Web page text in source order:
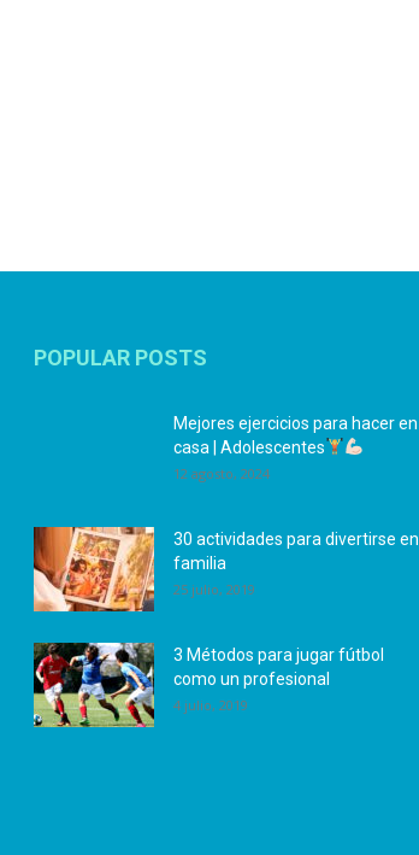
POPULAR POSTS
Mejores ejercicios para hacer en
casa | Adolescentes
12 agosto, 2024
30 actividades para divertirse en
familia
25 julio, 2019
3 Métodos para jugar fútbol
como un profesional
4 julio, 2019